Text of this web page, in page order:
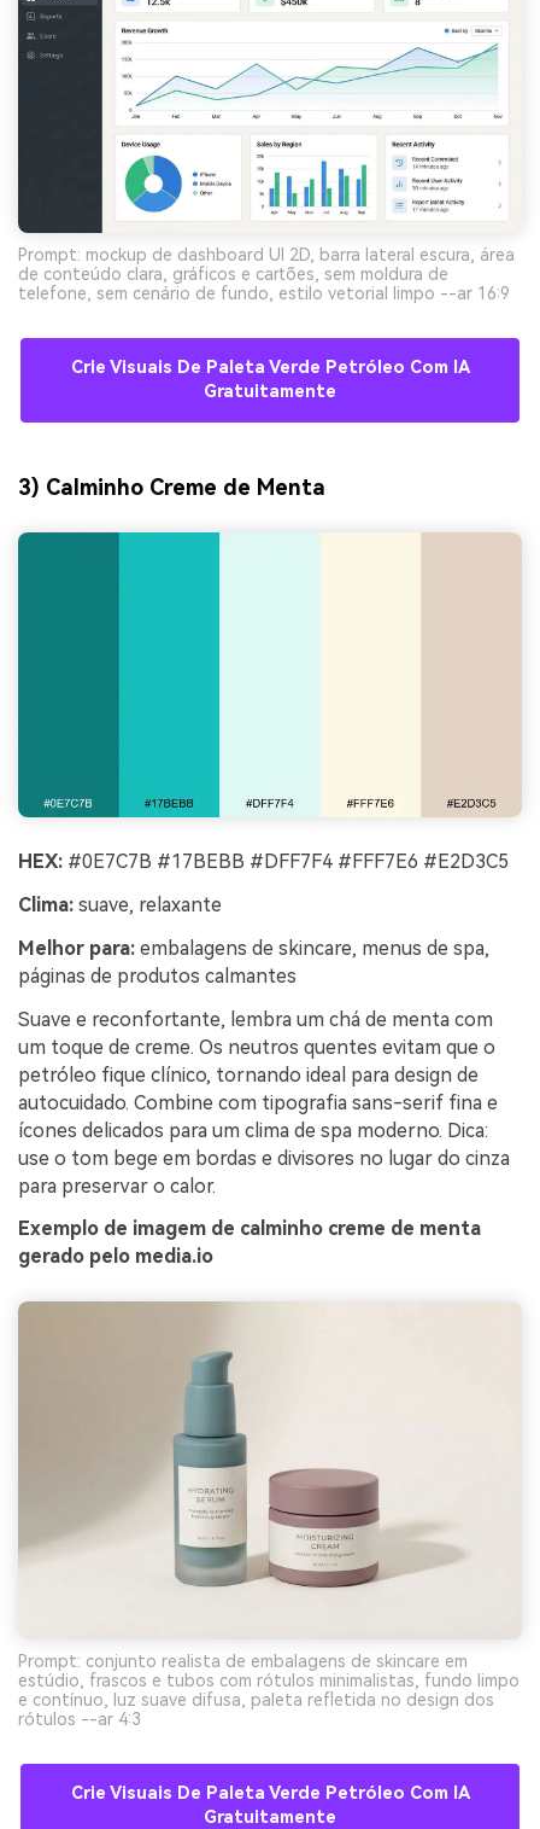
Prompt: mockup de dashboard UI 2D, barra lateral escura, área
de conteúdo clara, gráficos e cartões, sem moldura de
telefone, sem cenário de fundo, estilo vetorial limpo --ar 16:9
Crie Visuais De Paleta Verde Petróleo Com IA
Gratuitamente
3) Calminho Creme de Menta
HEX: #0E7C7B #17BEBB #DFF7F4 #FFF7E6 #E2D3C5
Clima: suave, relaxante
Melhor para: embalagens de skincare, menus de spa,
páginas de produtos calmantes
Suave e reconfortante, lembra um chá de menta com
um toque de creme. Os neutros quentes evitam que o
petróleo fique clínico, tornando ideal para design de
autocuidado. Combine com tipografia sans-serif fina e
ícones delicados para um clima de spa moderno. Dica:
use o tom bege em bordas e divisores no lugar do cinza
para preservar o calor.
Exemplo de imagem de calminho creme de menta
gerado pelo media.io
Prompt: conjunto realista de embalagens de skincare em
estúdio, frascos e tubos com rótulos minimalistas, fundo limpo
e contínuo, luz suave difusa, paleta refletida no design dos
rótulos --ar 4:3
Crie Visuais De Paleta Verde Petróleo Com IA
Gratuitamente